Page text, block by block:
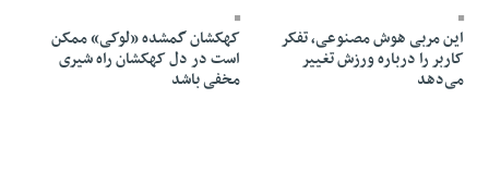
این مربی هوش مصنوعی، تفکر
کاربر را درباره ورزش تغییر
می‌دهد
کهکشان گمشده «لوکی» ممکن
است در دل کهکشان راه شیری
مخفی باشد